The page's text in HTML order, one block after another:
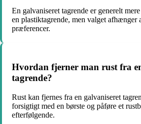
En galvaniseret tagrende er generelt
en plastiktagrende, men valget afhænger
præferencer.
Hvordan fjerner man rust fra
tagrende?
Rust kan fjernes fra en galvaniseret
forsigtigt med en børste og påføre et
efterfølgende.